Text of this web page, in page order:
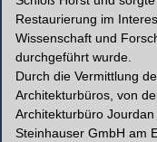
Restaurierung im
Wissenschaft und
durchgeführt wurde.
Durch die Vermittlung
Architekturbüros, von
Architekturbüro
Steinhauser GmbH am